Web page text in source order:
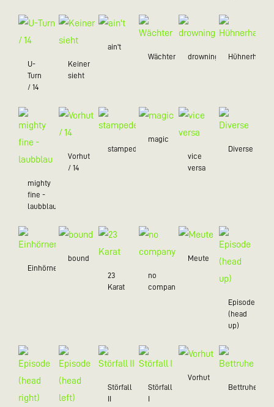
U-
Turn
/ 14
Keiner
sieht
ain't
Wächter
drowning
mighty
fine -
laubblau
Vorhut
/ 14
stampede
magic
vice
versa
Diverse
Einhörner
bound
23
Karat
no
company
Meute
Episode
(head
up)
Störfall
Störfall
Vorhut
Bettruhe